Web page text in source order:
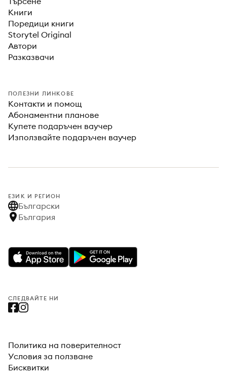
Книги
Поредици книги
Storytel Original
Автори
Разказвачи
ПОЛЕЗНИ ЛИНКОВЕ
Контакти и помощ
Абонаментни планове
Купете подаръчен ваучер
Използвайте подаръчен ваучер
ЕЗИК И РЕГИОН
Български
България
СЛЕДВАЙТЕ НИ
Политика на поверителност
Условия за ползване
Бисквитки